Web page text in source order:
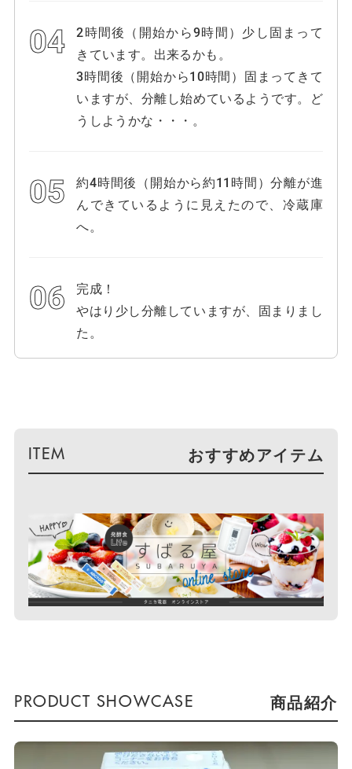
2時間後（開始から9時間）少し固まって
きています。出来るかも。
3時間後（開始から10時間）固まってきて
いますが、分離し始めているようです。ど
うしようかな・・・。
約4時間後（開始から約11時間）分離が進
んできているように見えたので、冷蔵庫
へ。
完成！
やはり少し分離していますが、固まりまし
た。
おすすめアイテム
商品紹介